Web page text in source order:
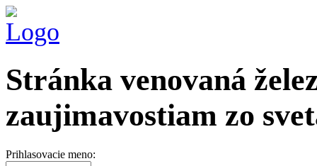
Stránka venovaná
zaujimavostiam zo
Prihlasovacie meno: